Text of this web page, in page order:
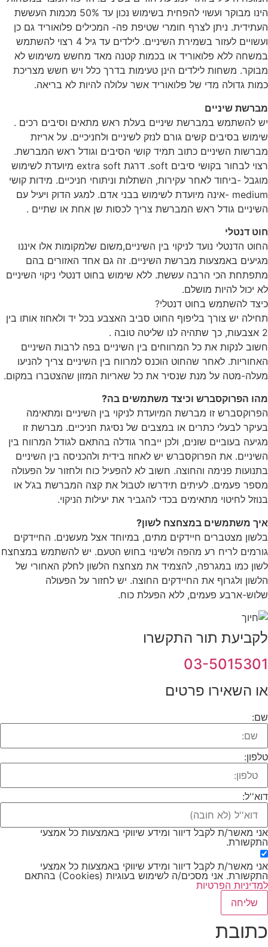
הינו מבוקר ועשוי להפחית בשימוש נכון עד 50% מכמות העששת
העתידית. ניתן לצרף חומרי שטיפת פה- המכילים פלואוריד גם כן
ועשויים לעזור בשמירת השיניים. לילדים עד גיל 4 רצוי להשתמש
במשחה ללא פלואוריד או בכמות קטנה מאד מחשש משימוש לא
מבוקר. משחות לילדים הינן טעימות בדרך כלל ויש חשש מצריכת
כמות גדולה מדי של פלואוריד אשר עלולה להיות לא בריאה.
מברשת שיניים
יש להשתמש במברשת שיניים בעלת ראש מתאים וסיבים רכים .
שימוש בסיבים קשים גורם לנזק לשיניים ולחניכיים. על אריזת
מברשות השיניים כתוב תמיד קושי הסיבים וגודל ראש המברשת.
רצוי לבחור בקושי סיבים soft. דרגת extra soft מיועדת לשימוש
מוגבל -ביחוד לאחר עקירות, השתלות וניתוחי חניכיים. מידות קושי
medium -אינה מיועדת לשימוש בבני אדם. למגע הדוק ויעיל עם
השיניים גודל ראש המברשת צריך לכסות שן אחת או שתיים .
חוט דנטלי
החוט הדנטלי נועד לניקוי בין השיניים,משום שלמקומות אלו איננו
מגיעים באמצעות מברשת השיניים. זה גם אחד האזורים בהם
מתפתחת הכי הרבה עששת. ללא שימוש בחוט דנטלי ניקוי השיניים
לא יכול להיות מושלם.
כיצד להשתמש בחוט דנטלי?
תחילה יש צורך בליפוף החוט סביב האצבע בכל יד ולאחוז אותו בין
2 אצבעות, כך שתהיה לנו שליטה טובה .
חשוב לנקות את כל המרווחים בין השיניים בפה לרבות השיניים
האחוריות. לאחר שהחוט הוכנס למרווח בין השיניים צריך להניעו
מעלה-מטה על מנת שנסיר את כל שאריות המזון שהצטברו במקום.
מהו הפרוקסברש וכיצד משתמשים בה?
הפרוקסברש זו מברשת המיועדת לניקוי בין השיניים ומתאימה
בעיקר לבעלי כתרים או במצבים של נסיגת חניכיים. מברשת זו
מגיעה בעוביים שונים, ולכן ייבחר גודלה בהתאם לגודל המרווח בין
השיניים. את הפרוקסברש יש לאחוז בידית ולהכניסה בין השיניים
בתנועות פנימה והחוצה. חשוב לא להפעיל כוח ולחזור על הפעולה
מספר פעמים. לעיתים תידרשו לטבול את קצה המברשת בג’ל או
בנוזל לחיטוי מתאימים בכדי להגביר את יעילות הניקוי.
איך משתמשים במצחצח לשון?
בלשון מצטברים חיידקים מתים, במיוחד אצל מעשנים. החיידקים
גורמים לריח רע מהפה ולשינוי בחוש הטעם. יש להשתמש במצחצח
לשון כמו במגרפה, להצמיד את מצחצח הלשון לחלק האחורי של
הלשון ולגרוף את החיידקים החוצה. יש לחזור על הפעולה
שלוש-ארבע פעמים, ללא הפעלת כוח.
לקביעת תור התקשרו
03-5015301
או השאירו פרטים
שם:
טלפון:
דוא''ל:
אני מאשר/ת לקבל דיוור ומידע שיווקי באמצעות כל אמצעי
התקשורת.
אני מאשר/ת לקבל דיוור ומידע שיווקי באמצעות כל אמצעי
התקשורת. אני מסכים/ה לשימוש בעוגיות (Cookies) בהתאם
למדיניות הפרטיות
שליחה
כתובת